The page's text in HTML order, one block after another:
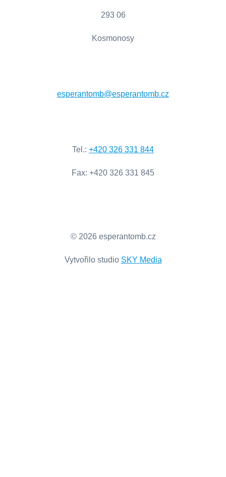
293 06
Kosmonosy
esperantomb@esperantomb.cz
Tel .: +420 326 331 844
Fax: +420 326 331 845
© 2026 esperantomb.cz
Vytvořilo studio SKY Media